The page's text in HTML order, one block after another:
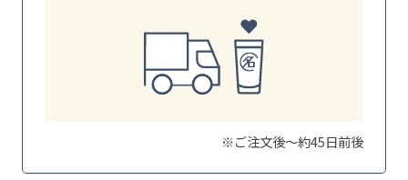
※ご注文後～約45日前後